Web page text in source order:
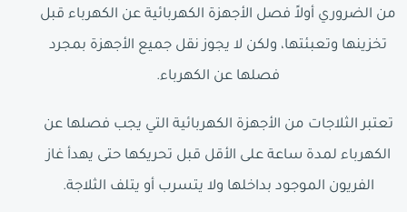
من الضروري أولاً فصل الأجهزة الكهربائية عن الكهرباء قبل
تخزينها وتعبئتها، ولكن لا يجوز نقل جميع الأجهزة بمجرد
فصلها عن الكهرباء.
تعتبر الثلاجات من الأجهزة الكهربائية التي يجب فصلها عن
الكهرباء لمدة ساعة على الأقل قبل تحريكها حتى يهدأ غاز
الفريون الموجود بداخلها ولا يتسرب أو يتلف الثلاجة.